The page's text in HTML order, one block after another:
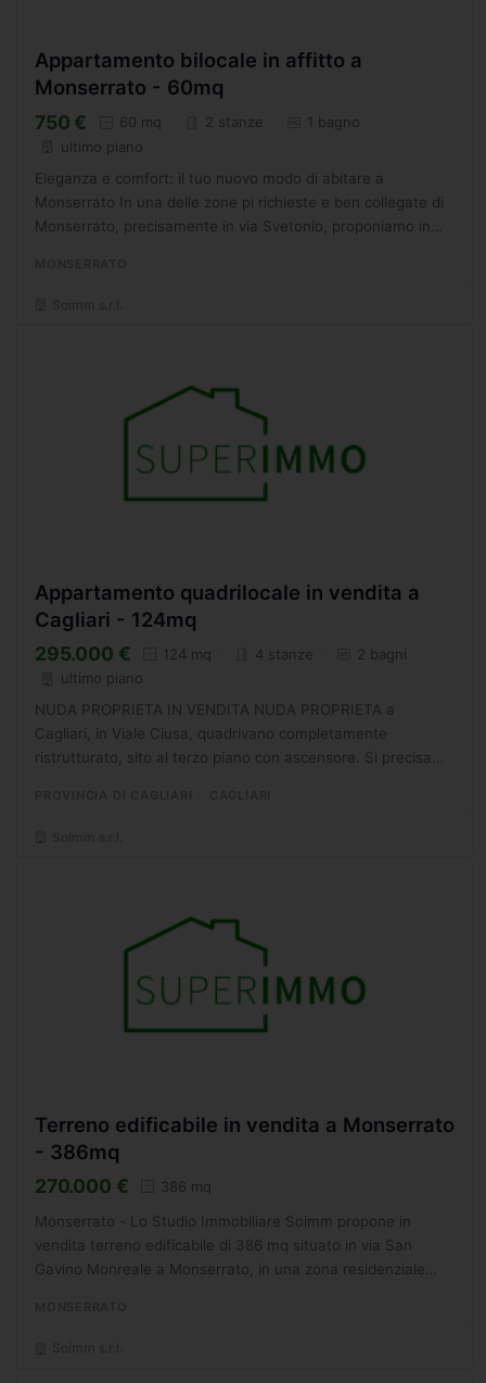
Appartamento bilocale in affitto a
Monserrato - 60mq
750 € 60 mq 2 stanze
1 bagno
ultimo piano
Eleganza e comfort: il tuo nuovo modo di abitare a
Monserrato In una delle zone pi richieste e ben collegate di
Monserrato, precisamente in via Svetonio, proponiamo in
Appartamento quadrilocale in vendita a
Cagliari - 124mq
295.000 € 124 mq 4 stanze
2 bagni
ultimo piano
NUDA PROPRIETA IN VENDITA NUDA PROPRIETA a
Cagliari, in Viale Ciusa, quadrivano completamente
ristrutturato, sito al terzo piano con ascensore. Si precisa
Terreno edificabile in vendita a Monserrato
- 386mq
270.000 € 386 mq
Monserrato - Lo Studio Immobiliare Soimm propone in
vendita terreno edificabile di 386 mq situato in via San
Gavino Monreale a Monserrato, in una zona residenziale